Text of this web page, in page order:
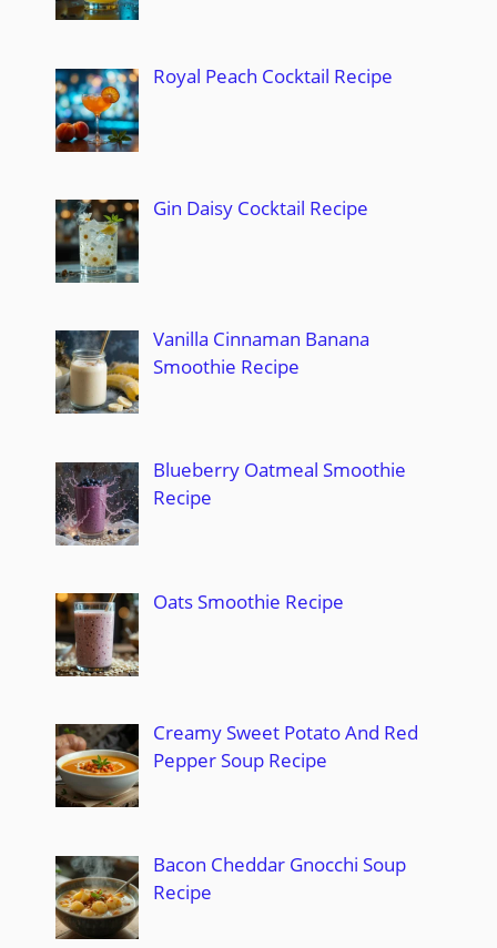
Royal Peach Cocktail Recipe
Gin Daisy Cocktail Recipe
Vanilla Cinnaman Banana
Smoothie Recipe
Blueberry Oatmeal Smoothie
Recipe
Oats Smoothie Recipe
Creamy Sweet Potato And Red
Pepper Soup Recipe
Bacon Cheddar Gnocchi Soup
Recipe